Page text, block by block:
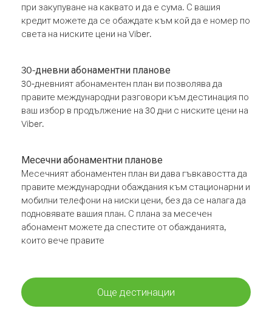
при закупуване на каквато и да е сума. С вашия
кредит можете да се обаждате към кой да е номер по
света на ниските цени на Viber.
30-дневни абонаментни планове
30-дневният абонаментен план ви позволява да
правите международни разговори към дестинация по
ваш избор в продължение на 30 дни с ниските цени на
Viber.
Месечни абонаментни планове
Месечният абонаментен план ви дава гъвкавостта да
правите международни обаждания към стационарни и
мобилни телефони на ниски цени, без да се налага да
подновявате вашия план. С плана за месечен
абонамент можете да спестите от обажданията,
които вече правите
Още дестинации